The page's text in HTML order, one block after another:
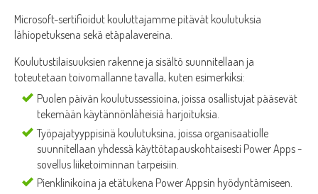
Microsoft-sertifioidut kouluttajamme pitävät koulutuksia
lähiopetuksena sekä etäpalavereina.
Koulutustilaisuuksien rakenne ja sisältö suunnitellaan ja
toteutetaan toivomallanne tavalla, kuten esimerkiksi:
Puolen päivän koulutussessioina, joissa osallistujat pääsevät
tekemään käytännönläheisiä harjoituksia.
Työpajatyyppisinä koulutuksina, joissa organisaatiolle
suunnitellaan yhdessä käyttötapauskohtaisesti Power Apps -
sovellus liiketoiminnan tarpeisiin.
Pienklinikoina ja etätukena Power Appsin hyödyntämiseen.